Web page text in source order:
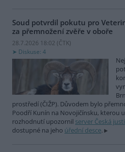
Soud potvrdil pokutu pro
za přemnožení zvěře v oboře
28.7.2026 18:02 (ČTK)
Diskuse: 4
prostředí (ČIŽP). Důvodem bylo
Poodří Kunín na Novojičínsku, kterou
rozhodnutí upozornil server Česká
dostupné na jeho úřední desce.